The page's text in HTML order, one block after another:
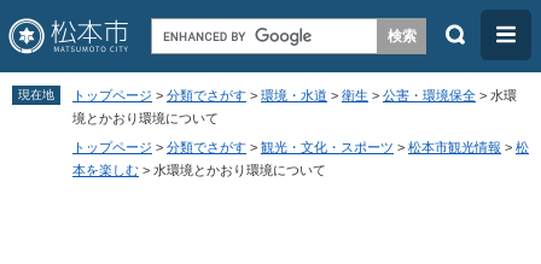
ペ
メ
検
メ
ニ
ュ
現在地 トップページ > 分類でさがす > 環境・水道 > 衛生 > 公害・環境保全 > 水環
境とかおり環境について
トップページ > 分類でさがす > 観光・文化・スポーツ > 松本市観光情報 > 松
本を楽しむ > 水環境とかおり環境について